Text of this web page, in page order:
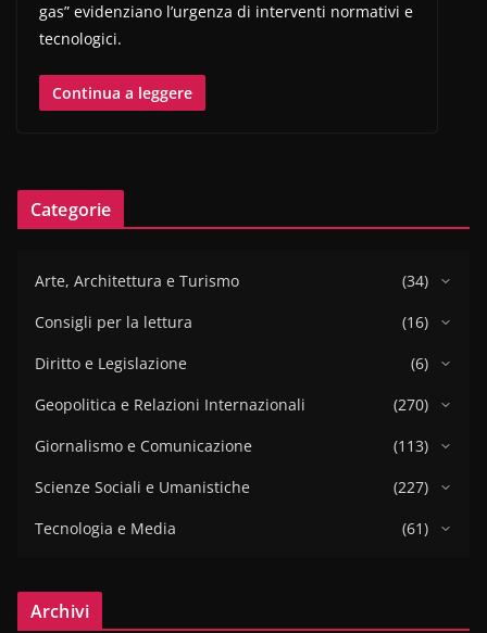
gas” evidenziano l’urgenza di interventi normativi e
tecnologici.
Continua a leggere
Categorie
Arte, Architettura e Turismo
(34)
Consigli per la lettura
(16)
Diritto e Legislazione
(6)
Geopolitica e Relazioni Internazionali
(270)
Giornalismo e Comunicazione
(113)
Scienze Sociali e Umanistiche
(227)
Tecnologia e Media
(61)
Archivi